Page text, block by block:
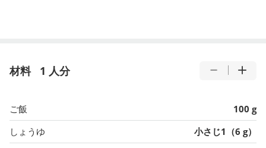
材料 1 人分
ご飯
100 g
しょうゆ
小さじ1（6 g）